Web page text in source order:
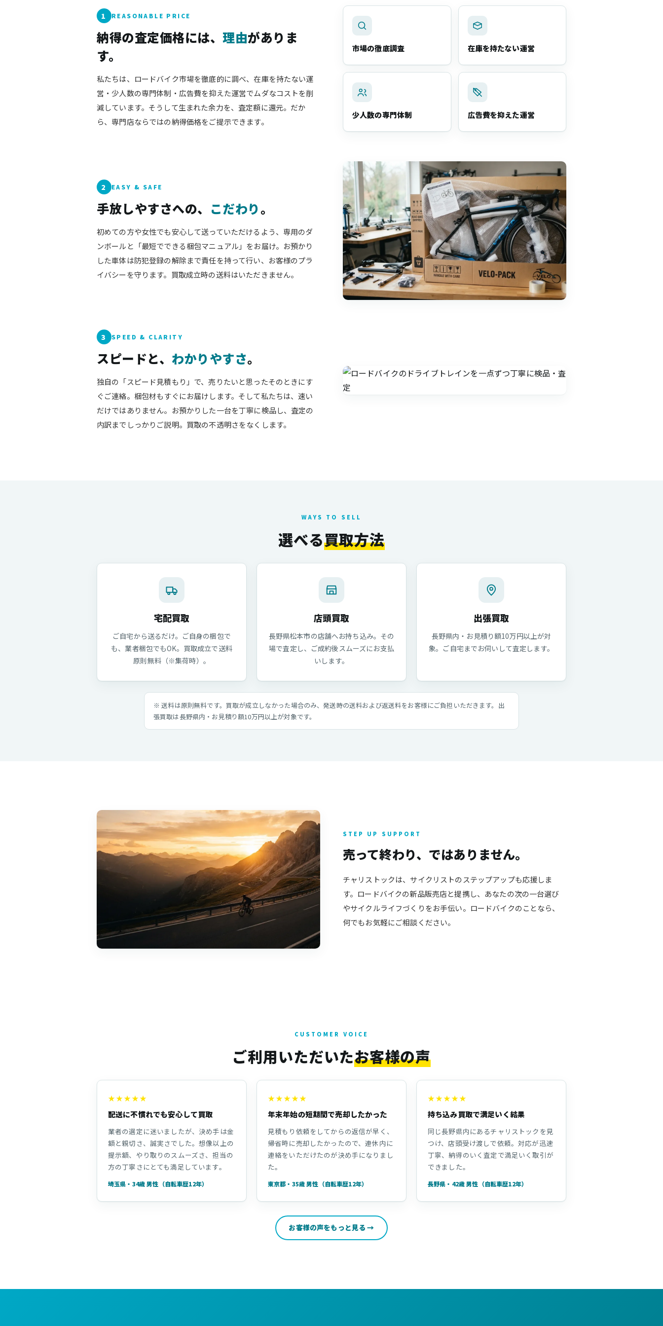
1 REASONABLE PRICE
納得の査定価格には、 理由がありま
す。
私たちは、ロードバイク市場を徹底的に調べ、在庫を持たない運
営・少人数の専門体制・広告費を抑えた運営でムダなコストを削
減しています。そうして生まれた余力を、査定額に還元。だか
ら、専門店ならではの納得価格をご提示できます。
市場の徹底調査 在庫を持たない運営
少人数の専門体制 広告費を抑えた運営
2 EASY & SAFE
手放しやすさへの、 こだわり。
初めての方や女性でも安心して送っていただけるよう、専用のダ
ンボールと「最短でできる梱包マニュアル」をお届け。お預かり
した車体は防犯登録の解除まで責任を持って行い、お客様のプラ
イバシーを守ります。買取成立時の送料はいただきません。
3 SPEED & CLARITY
スピードと、 わかりやすさ。
独自の「スピード見積もり」で、売りたいと思ったそのときにす
ぐご連絡。梱包材もすぐにお届けします。そして私たちは、速い
だけではありません。お預かりした一台を丁寧に検品し、査定の
内訳までしっかりご説明。買取の不透明さをなくします。
WAYS TO SELL
選べる買取方法
宅配買取
ご自宅から送るだけ。ご自身の梱包で
も、業者梱包でもOK。買取成立で送料
原則無料（※集荷時）。
店頭買取
長野県松本市の店舗へお持ち込み。その
場で査定し、ご成約後スムーズにお支払
いします。
出張買取
長野県内・お見積り額10万円以上が対
象。ご自宅までお伺いして査定します。
※ 送料は原則無料です。買取が成立しなかった場合のみ、発送時の送料および返送料をお客様にご負担いただきます。出
張買取は長野県内・お見積り額10万円以上が対象です。
STEP UP SUPPORT
売って終わり、ではありません。
チャリストックは、サイクリストのステップアップも応援しま
す。ロードバイクの新品販売店と提携し、あなたの次の一台選び
やサイクルライフづくりをお手伝い。ロードバイクのことなら、
何でもお気軽にご相談ください。
CUSTOMER VOICE
ご利用いただいたお客様の声
★★★★★
配送に不慣れでも安心して買取
業者の選定に迷いましたが、決め手は金
額と親切さ、誠実さでした。想像以上の
提示額、やり取りのスムーズさ、担当の
方の丁寧さにとても満足しています。
埼玉県・34歳 男性（自転車歴12年）
★★★★★
年末年始の短期間で売却したかった
見積もり依頼をしてからの返信が早く、
帰省時に売却したかったので、連休内に
連絡をいただけたのが決め手になりまし
た。
東京都・35歳 男性（自転車歴12年）
★★★★★
持ち込み買取で満足いく結果
同じ長野県内にあるチャリストックを見
つけ、店頭受け渡しで依頼。対応が迅速
丁寧、納得のいく査定で満足いく取引が
できました。
長野県・42歳 男性（自転車歴12年）
お客様の声をもっと見る →